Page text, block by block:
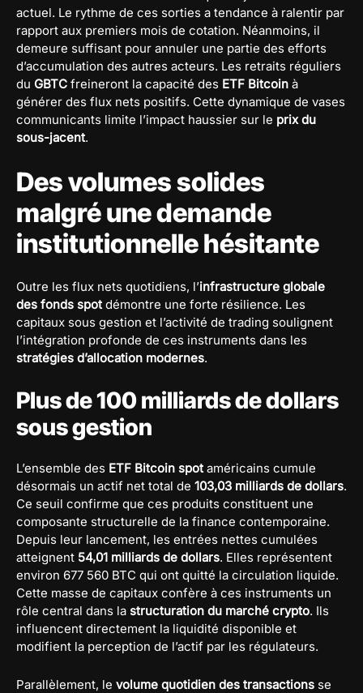
actuel. Le rythme de ces sorties a tendance à ralentir par
rapport aux premiers mois de cotation. Néanmoins, il
demeure suffisant pour annuler une partie des efforts
d’accumulation des autres acteurs. Les retraits réguliers
du GBTC freineront la capacité des ETF Bitcoin à
générer des flux nets positifs. Cette dynamique de vases
communicants limite l’impact haussier sur le prix du
sous-jacent.
Des volumes solides
malgré une demande
institutionnelle hésitante
Outre les flux nets quotidiens, l’infrastructure globale
des fonds spotdémontre une forte résilience. Les
capitaux sous gestion et l’activité de trading soulignent
l’intégration profonde de ces instruments dans les
stratégies d’allocation modernes.
Plus de 100 milliards de dollars
sous gestion
L’ensemble des ETF Bitcoin spotaméricains cumule
désormais un actif net total de 103,03 milliards de dollars.
Ce seuil confirme que ces produits constituent une
composante structurelle de la finance contemporaine.
Depuis leur lancement, les entrées nettes cumulées
atteignent 54,01 milliards de dollars. Elles représentent
environ 677 560 BTC qui ont quitté la circulation liquide.
Cette masse de capitaux confère à ces instruments un
rôle central dans la structuration du marché crypto. Ils
influencent directement la liquidité disponible et
modifient la perception de l’actif par les régulateurs.
Parallèlement, le volume quotidien des transactions se